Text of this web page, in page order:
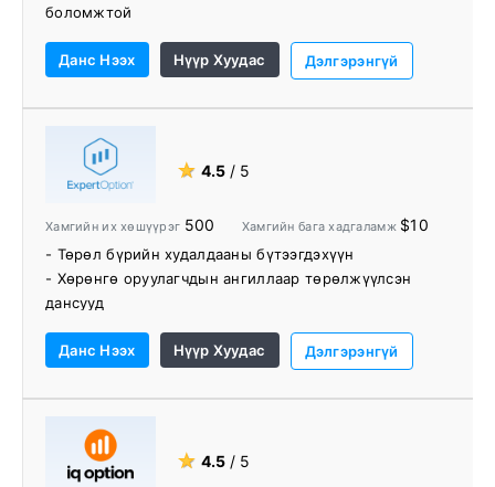
боломжтой
- Анхны хөрөнгө оруулалтаараа 50 хувийн
- Хамгийн бага арилжаа 1 доллар
- 22 хэлээр ашиглах боломжтой
- АНУ-ын худалдаачдыг хүлээн авна
Данс Нээх Нүүр Хуудас Дэлгэрэнгүй
★ 4.5 / 5
Хамгийн их хөшүүрэг 500 Хамгийн бага хадгаламж $10
- Төрөл бүрийн худалдааны бүтээгдэхүүн
- Хөрөнгө оруулагчдын ангиллаар төрөлжүүлсэн
дансууд
хөрөнгө оруулагчдад жижиг, бага хөрөнгөтэй байх
- Өндөр ашгийн түвшин
онцлогтой, олон төхөөрөмжид ашиглах боломжтой,
зах зээл нь 24/7 ажилладаг
Данс Нээх Нүүр Хуудас Дэлгэрэнгүй
★ 4.5 / 5